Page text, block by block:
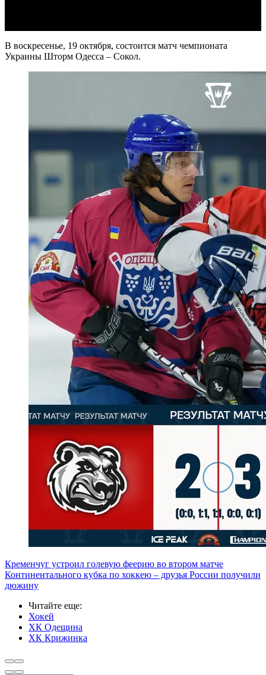
В воскресенье, 19 октября, состоится матч чемпионата
Украины Шторм Одесса – Сокол.
Кременчуг устроил голевую феерию во втором матче
Континентального кубка по хоккею – друзья России получили
дюжину
Читайте еще:
Хокей
ХК Одещина
ХК Крижинка